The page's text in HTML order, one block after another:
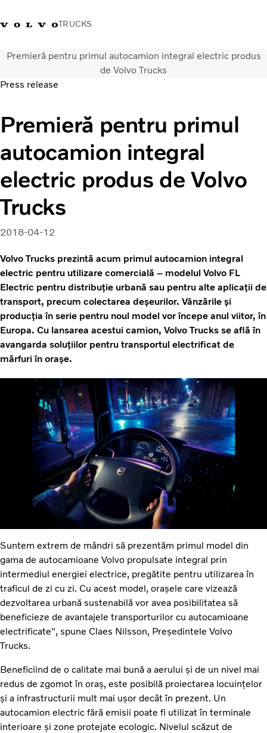
TRUCKS
+40 21 202 96 30Merchandise Volvo TrucksConectare Trucks Portal România
Camioane
Servicii
Dealer locator
News
Despre noi
Contactați-ne
Premieră pentru primul autocamion integral electric produs
de Volvo Trucks
Press release
Premieră pentru primul
autocamion integral
electric produs de Volvo
Trucks
2018-04-12
Volvo Trucks prezintă acum primul autocamion integral
electric pentru utilizare comercială – modelul Volvo FL
Electric pentru distribuție urbană sau pentru alte aplicații de
transport, precum colectarea deșeurilor. Vânzările și
producția în serie pentru noul model vor începe anul viitor, în
Europa. Cu lansarea acestui camion, Volvo Trucks se află în
avangarda soluțiilor pentru transportul electrificat de
mărfuri în orașe.
Suntem extrem de mândri să prezentăm primul model din
gama de autocamioane Volvo propulsate integral prin
intermediul energiei electrice, pregătite pentru utilizarea în
traficul de zi cu zi. Cu acest model, orașele care vizează
dezvoltarea urbană sustenabilă vor avea posibilitatea să
beneficieze de avantajele transporturilor cu autocamioane
electrificate", spune Claes Nilsson, Președintele Volvo
Trucks.
Beneficiind de o calitate mai bună a aerului și de un nivel mai
redus de zgomot în oraș, este posibilă proiectarea locuințelor
și a infrastructurii mult mai ușor decât în prezent. Un
autocamion electric fără emisii poate fi utilizat în terminale
interioare și zone protejate ecologic. Nivelul scăzut de